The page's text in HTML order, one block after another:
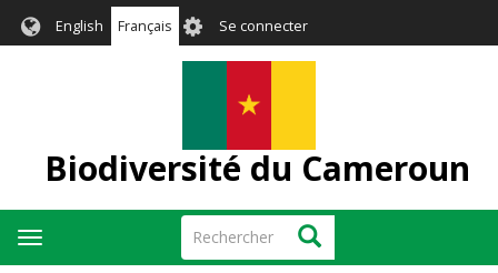
English Français User
account
Se connecter
Biodiversité du Cameroun
Rechercher Rechercher
Toggle
navigation